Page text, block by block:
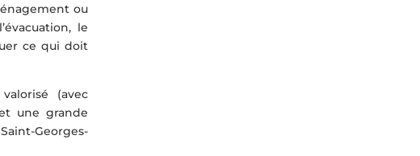
ou
le
ce qui doit
(avec
une grande
Georges-